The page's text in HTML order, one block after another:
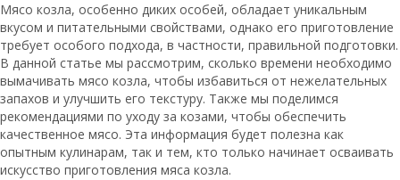
Мясо козла, особенно диких особей, обладает уникальным
вкусом и питательными свойствами, однако его приготовление
требует особого подхода, в частности, правильной подготовки.
В данной статье мы рассмотрим, сколько времени необходимо
вымачивать мясо козла, чтобы избавиться от нежелательных
запахов и улучшить его текстуру. Также мы поделимся
рекомендациями по уходу за козами, чтобы обеспечить
качественное мясо. Эта информация будет полезна как
опытным кулинарам, так и тем, кто только начинает осваивать
искусство приготовления мяса козла.